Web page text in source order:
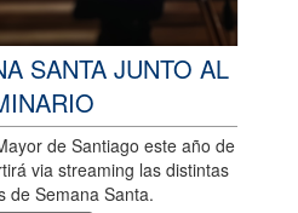
SANTA JUNTO AL
de Santiago este año de
via streaming las distintas
de Semana Santa.